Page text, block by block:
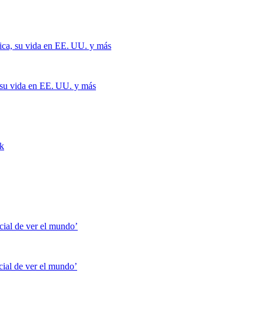
su vida en EE. UU. y más
de ver el mundo’